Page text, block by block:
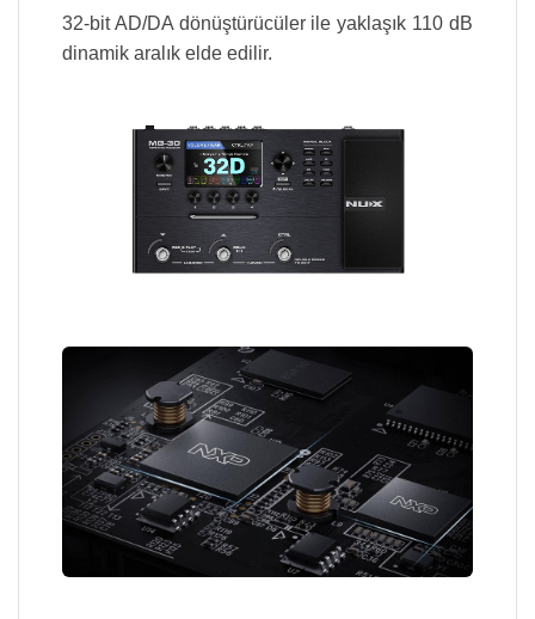
32-bit AD/DA dönüştürücüler ile yaklaşık 110 dB
dinamik aralık elde edilir.